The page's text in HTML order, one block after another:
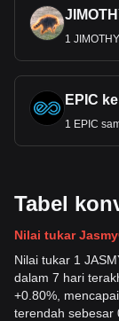
1
EPIC
1 EPIC
Tabel
Nilai tukar
Nilai tukar 1
dalam 7 hari
+0.80%,
terendah sebesar